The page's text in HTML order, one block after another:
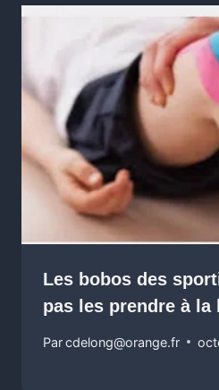
Les bobos des
pas les prendre à la
Parcdelong@orange.fr